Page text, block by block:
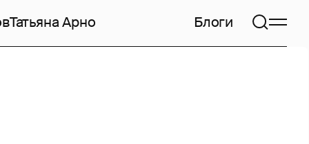
Татьяна Арно Блоги